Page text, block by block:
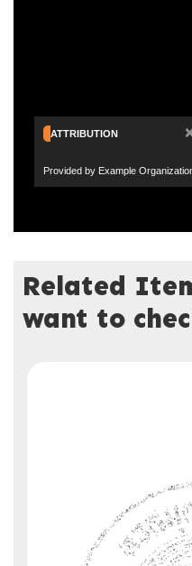
ATTRIBUTION
Provided by Example
Related
want to